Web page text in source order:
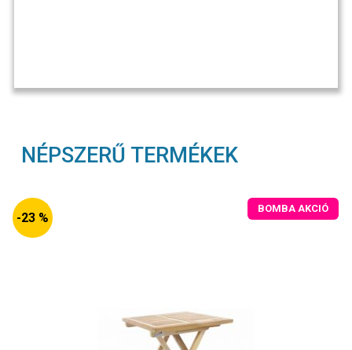
NÉPSZERŰ TERMÉKEK
-23 %
BOMBA AKCIÓ